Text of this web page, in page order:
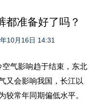
都准备好了吗？
10月16日 14:31
气影响趋于结束，东北
又会影响我国，长江以
较常年同期偏低水平。